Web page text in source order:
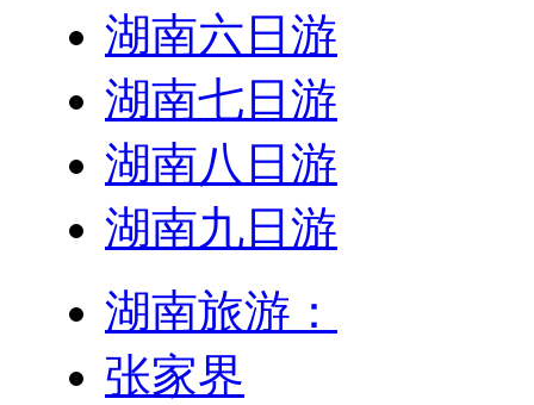
湖南六日游
湖南七日游
湖南八日游
湖南九日游
湖南旅游：
张家界